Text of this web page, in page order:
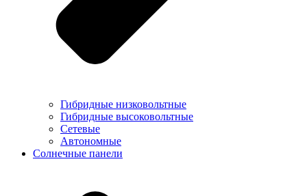
Гибридные низковольтные
Гибридные высоковольтные
Сетевые
Автономные
Солнечные панели